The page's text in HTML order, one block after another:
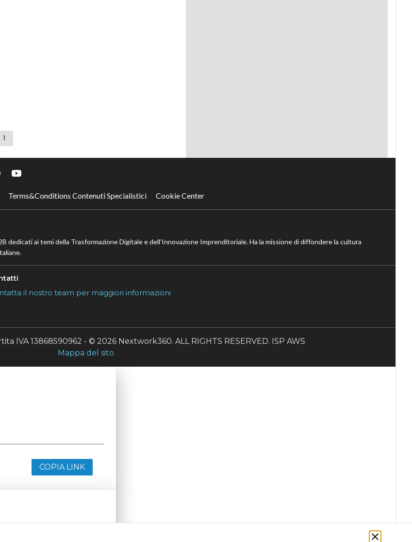
Terms&Conditions Contenuti Specialistici Cookie Center
dedicati ai temi della Trasformazione Digitale e dell’Innovazione Imprenditoriale. Ha la missione di diffondere la cultura
il nostro team per maggiori informazioni
IVA 13868590962 - © 2026 Nextwork360. ALL RIGHTS RESERVED. ISP AWS
Mappa del sito
COPIA LINK